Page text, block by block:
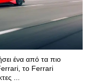
ένα από τα πιο
το Ferrari
...